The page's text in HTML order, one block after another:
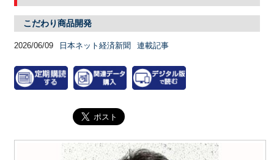
こだわり商品開発
2026/06/09 日本ネット経済新聞 連載記事